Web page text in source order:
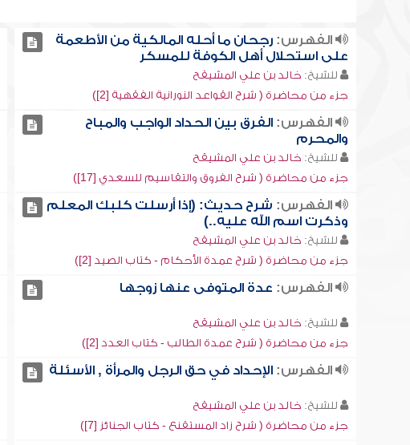
الفهرس:رجحان ما أحله المالكية من الأطعمة
على استحلال أهل الكوفة للمسكر
للشيخ: خالد بن علي المشيقح
جزء من محاضرة ( شرح القواعد النورانية الفقهية [2])
الفهرس:الفرق بين الحداد الواجب والمباح
والمحرم
للشيخ: خالد بن علي المشيقح
جزء من محاضرة ( شرح الفروق والتقاسيم للسعدي [17])
الفهرس: شرح حديث: (إذا أرسلت كلبك المعلم
وذكرت اسم الله عليه..)
للشيخ: خالد بن علي المشيقح
جزء من محاضرة ( شرح عمدة الأحكام - كتاب الصيد [2])
الفهرس: عدة المتوفى عنها زوجها
للشيخ: خالد بن علي المشيقح
جزء من محاضرة ( شرح عمدة الطالب - كتاب العدد [2])
الفهرس:الإحداد في حق الرجل والمرأة , الأسئلة
للشيخ: خالد بن علي المشيقح
جزء من محاضرة ( شرح زاد المستقنع - كتاب الجنائز [7])